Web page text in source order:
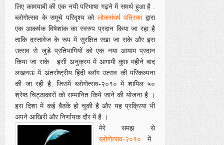
लिए कामयाबी की एक नयी परिभाषा गढ़ने में समर्थ हुआ है .
ब्लोगोत्सव के समूचे परिदृश्य कोलोकसंघर्ष पत्रिकाद्वारा
एक आकर्षक विषेशांक का स्वरुप प्रदान किया जा रहा है
ताकि दस्तावेज के रूप में सुरक्षित रखा जा सके और इस
उत्सव से जुड़े प्रतिभागियों को एक नया आयाम प्रदान
किया जा सके . इसी अनुक्रम में आगामी कुछ महीने बाद
लखनऊ में अंतर्राष्ट्रीय हिंदी ब्लॉग उत्सव की परिकल्पना
की जा रही है, जिसमें ब्लोगोत्सव-२०१० में शामिल ५०
श्रेष्ठ चिट्ठाकारों को सम्मानित किये जाने की योजना है ।
इस दिशा में कई बैठकें हो चुकी है और यह प्रक्रिया भी
अपने आखिरी और निर्णायक दौर में है ।
मेरे समझ से
ब्लोगोत्सव-२०१० में